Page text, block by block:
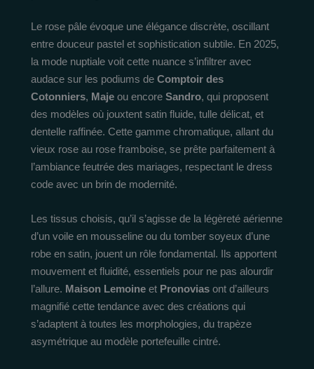
Le rose pâle évoque une élégance discrète, oscillant
entre douceur pastel et sophistication subtile. En 2025,
la mode nuptiale voit cette nuance s’infiltrer avec
audace sur les podiums de Comptoir des
Cotonniers, Maje ou encore Sandro, qui proposent
des modèles où jouxtent satin fluide, tulle délicat, et
dentelle raffinée. Cette gamme chromatique, allant du
vieux rose au rose framboise, se prête parfaitement à
l’ambiance feutrée des mariages, respectant le dress
code avec un brin de modernité.
Les tissus choisis, qu’il s’agisse de la légèreté aérienne
d’un voile en mousseline ou du tomber soyeux d’une
robe en satin, jouent un rôle fondamental. Ils apportent
mouvement et fluidité, essentiels pour ne pas alourdir
l’allure. Maison Lemoine et Pronovias ont d’ailleurs
magnifié cette tendance avec des créations qui
s’adaptent à toutes les morphologies, du trapèze
asymétrique au modèle portefeuille cintré.